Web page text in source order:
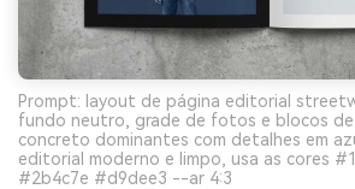
Prompt: layout de página editorial
fundo neutro, grade de fotos e blocos
concreto dominantes com detalhes em
editorial moderno e limpo, usa as cores
#2b4c7e #d9dee3 --ar 4:3